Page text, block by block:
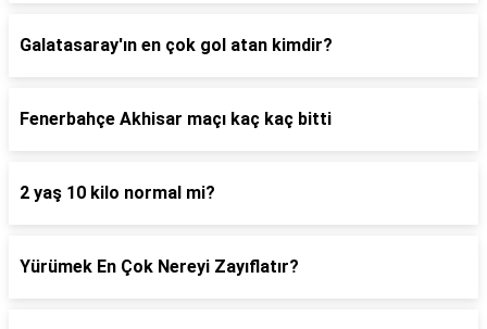
Galatasaray'ın en çok gol atan kimdir?
Fenerbahçe Akhisar maçı kaç kaç bitti
2 yaş 10 kilo normal mi?
Yürümek En Çok Nereyi Zayıflatır?